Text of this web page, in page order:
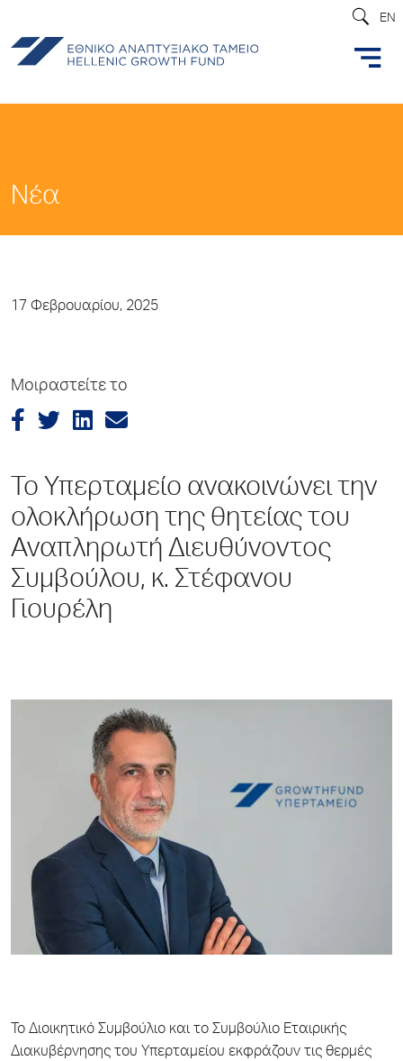
EN
Νέα
17 Φεβρουαρίου, 2025
Μοιραστείτε το
Το Υπερταμείο ανακοινώνει την
ολοκλήρωση της θητείας του
Αναπληρωτή Διευθύνοντος
Συμβούλου, κ. Στέφανου
Γιουρέλη
Το Διοικητικό Συμβούλιο και το Συμβούλιο Εταιρικής
Διακυβέρνησης του Υπερταμείου εκφράζουν τις θερμές